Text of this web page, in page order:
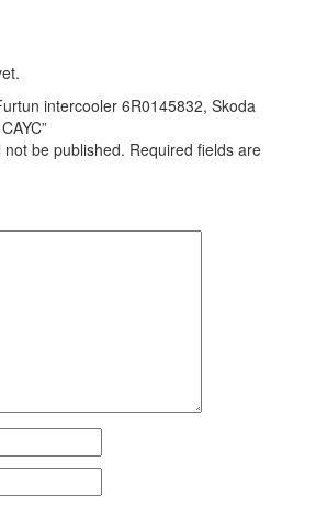
intercooler 6R0145832, Skoda
be published. Required fields are